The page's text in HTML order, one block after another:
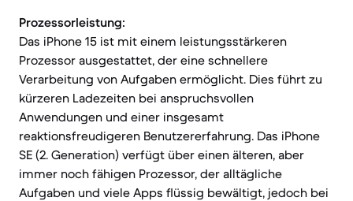
Prozessorleistung:
Das iPhone 15 ist mit einem leistungsstärkeren
Prozessor ausgestattet, der eine schnellere
Verarbeitung von Aufgaben ermöglicht. Dies führt zu
kürzeren Ladezeiten bei anspruchsvollen
Anwendungen und einer insgesamt
reaktionsfreudigeren Benutzererfahrung. Das iPhone
SE (2. Generation) verfügt über einen älteren, aber
immer noch fähigen Prozessor, der alltägliche
Aufgaben und viele Apps flüssig bewältigt, jedoch bei